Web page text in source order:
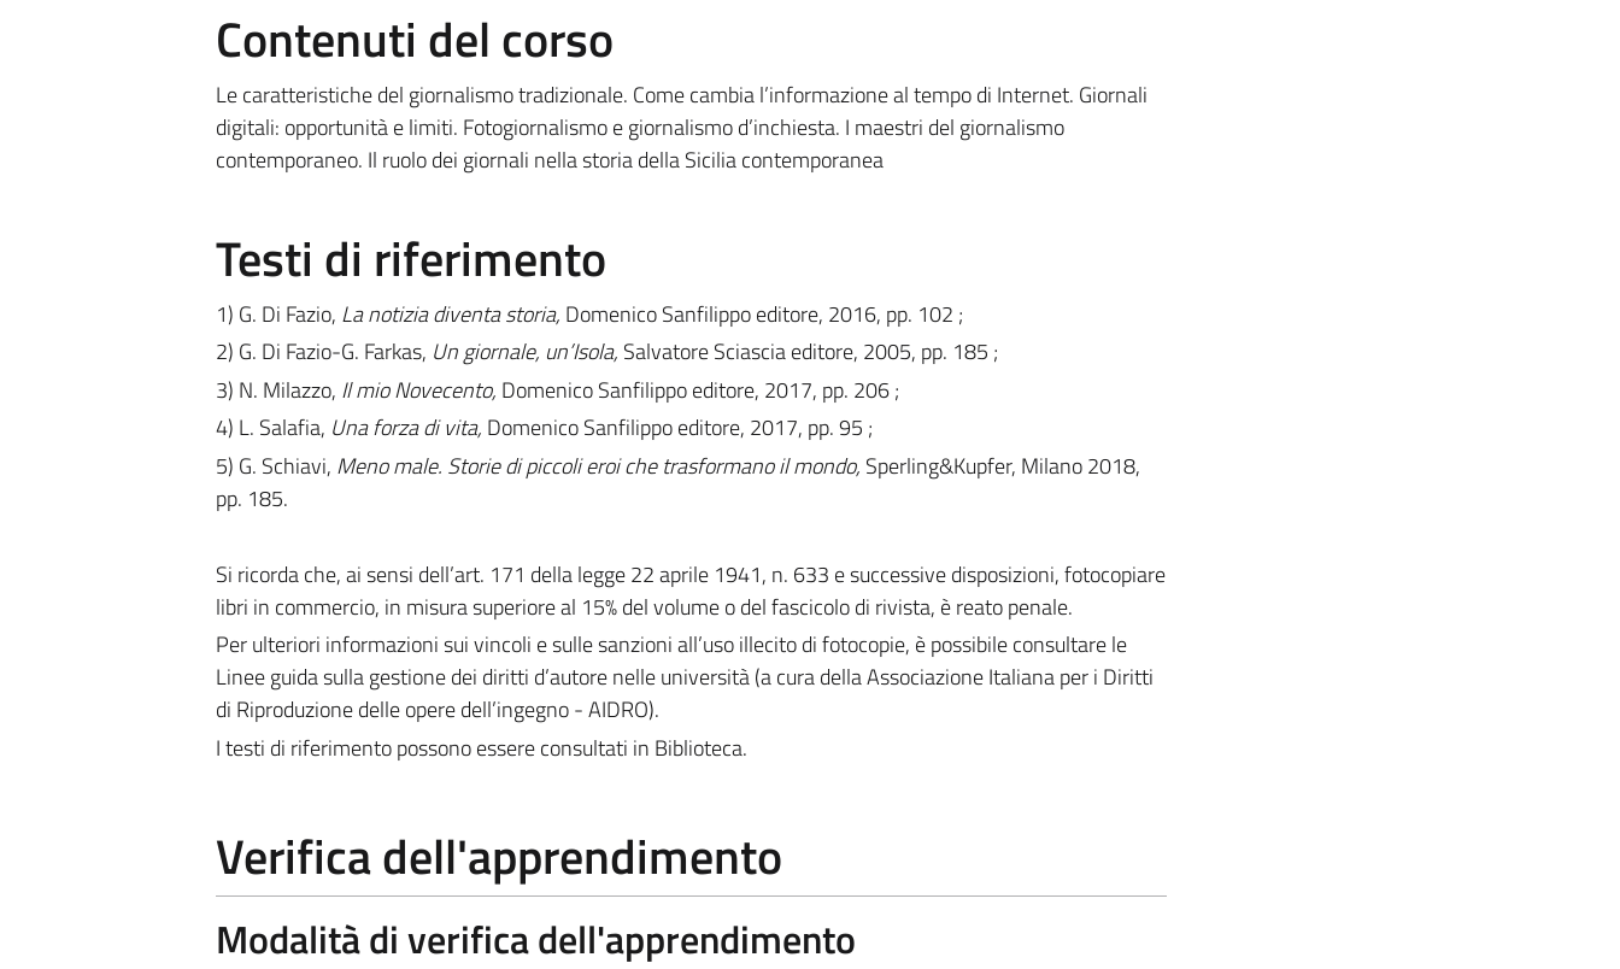
Contenuti del corso
Le caratteristiche del giornalismo tradizionale. Come cambia l’informazione al tempo di Internet. Giornali
digitali: opportunità e limiti. Fotogiornalismo e giornalismo d’inchiesta. I maestri del giornalismo
contemporaneo. Il ruolo dei giornali nella storia della Sicilia contemporanea
Testi di riferimento
1) G. Di Fazio, La notizia diventa storia, Domenico Sanfilippo editore, 2016, pp. 102 ;
2) G. Di Fazio-G. Farkas, Un giornale, un’Isola, Salvatore Sciascia editore, 2005, pp. 185 ;
3) N. Milazzo, Il mio Novecento, Domenico Sanfilippo editore, 2017, pp. 206 ;
4) L. Salafia, Una forza di vita, Domenico Sanfilippo editore, 2017, pp. 95 ;
5) G. Schiavi, Meno male. Storie di piccoli eroi che trasformano il mondo, Sperling&Kupfer, Milano 2018,
pp. 185.
Si ricorda che, ai sensi dell’art. 171 della legge 22 aprile 1941, n. 633 e successive disposizioni, fotocopiare
libri in commercio, in misura superiore al 15% del volume o del fascicolo di rivista, è reato penale.
Per ulteriori informazioni sui vincoli e sulle sanzioni all’uso illecito di fotocopie, è possibile consultare le
Linee guida sulla gestione dei diritti d’autore nelle università (a cura della Associazione Italiana per i Diritti
di Riproduzione delle opere dell’ingegno - AIDRO).
I testi di riferimento possono essere consultati in Biblioteca.
Verifica dell'apprendimento
Modalità di verifica dell'apprendimento